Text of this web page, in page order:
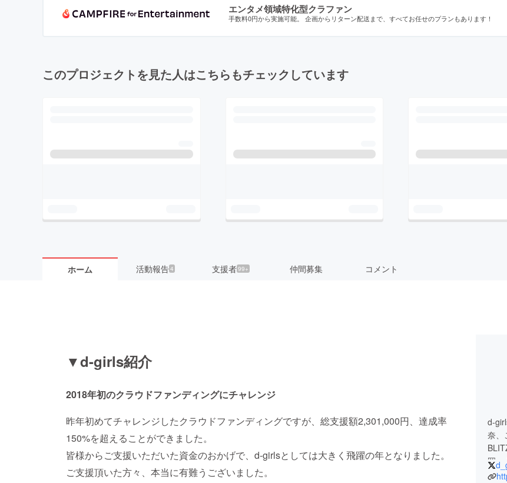
エンタメ領域特化型クラファン
手数料0円から実施可能。 企画からリターン配送まで、すべてお任せのプランもあります！
このプロジェクトを見た人はこちらもチェックしています
ホーム 活動報告4 支援者99+ 仲間募集 コメント
▼d-girls紹介
2018年初のクラウドファンディングにチャレンジ
昨年初めてチャレンジしたクラウドファンディングですが、総支援額2,301,000円、達成率
150%を超えることができました。
皆様からご支援いただいた資金のおかげで、d-girlsとしては大きく飛躍の年となりました。
ご支援頂いた方々、本当に有難うございました。
d-
奈、
岡・